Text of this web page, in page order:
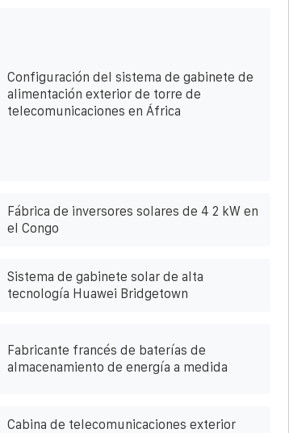
Configuración del sistema de gabinete de
alimentación exterior de torre de
telecomunicaciones en África
Fábrica de inversores solares de 4 2 kW en
el Congo
Sistema de gabinete solar de alta
tecnología Huawei Bridgetown
Fabricante francés de baterías de
almacenamiento de energía a medida
Cabina de telecomunicaciones exterior